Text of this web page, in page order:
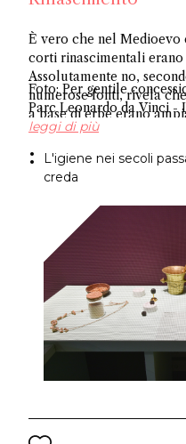
È vero che nel Medioevo
corti rinascimentali
Assolutamente no,
numerose fonti, rivela
a base di erbe erano
occidentale, sfatando
Foto: Per gentile
Parc Leonardo da Vinci -
leggi di più
L'igiene nei secoli
creda